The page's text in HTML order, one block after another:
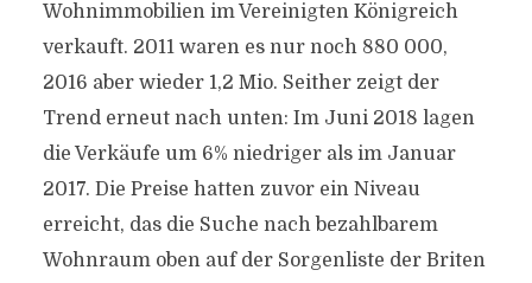
Wohnimmobilien im Vereinigten Königreich
verkauft. 2011 waren es nur noch 880 000,
2016 aber wieder 1,2 Mio. Seither zeigt der
Trend erneut nach unten: Im Juni 2018 lagen
die Verkäufe um 6% niedriger als im Januar
2017. Die Preise hatten zuvor ein Niveau
erreicht, das die Suche nach bezahlbarem
Wohnraum oben auf der Sorgenliste der Briten